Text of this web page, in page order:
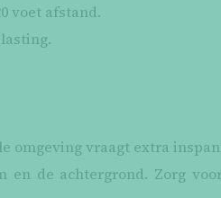
voet afstand.
omgeving vraagt extra
en de achtergrond. Zorg